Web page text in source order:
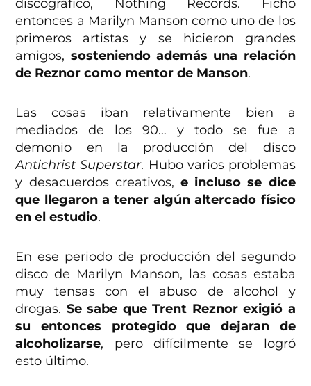
discográfico, Nothing Records. Fichó
entonces a Marilyn Manson como uno de los
primeros artistas y se hicieron grandes
amigos, sosteniendo además una relación
de Reznor como mentor de Manson.
Las cosas iban relativamente bien a
mediados de los 90… y todo se fue a
demonio en la producción del disco
Antichrist Superstar. Hubo varios problemas
y desacuerdos creativos, e incluso se dice
que llegaron a tener algún altercado físico
en el estudio.
En ese periodo de producción del segundo
disco de Marilyn Manson, las cosas estaba
muy tensas con el abuso de alcohol y
drogas. Se sabe que Trent Reznor exigió a
su entonces protegido que dejaran de
alcoholizarse, pero difícilmente se logró
esto último.